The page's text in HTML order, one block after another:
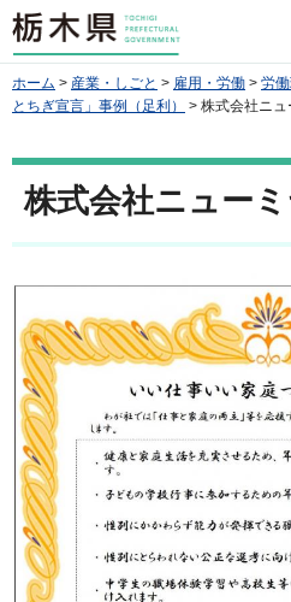
栃木県
ホーム > 産業・しごと > 雇用・労働 > 労
とちぎ宣言」事例（足利）
> 株式会社ニ
株式会社ニュー